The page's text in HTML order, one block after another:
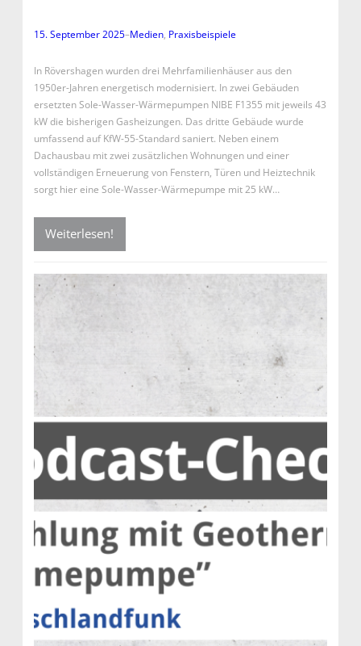
15. September 2025–Medien, Praxisbeispiele
In Rövershagen wurden drei Mehrfamilienhäuser aus den
1950er-Jahren energetisch modernisiert. In zwei Gebäuden
ersetzten Sole-Wasser-Wärmepumpen NIBE F1355 mit jeweils 43
kW die bisherigen Gasheizungen. Das dritte Gebäude wurde
umfassend auf KfW-55-Standard saniert. Neben einem
Dachausbau mit zwei zusätzlichen Wohnungen und einer
vollständigen Erneuerung von Fenstern, Türen und Heiztechnik
sorgt hier eine Sole-Wasser-Wärmepumpe mit 25 kW…
Weiterlesen!